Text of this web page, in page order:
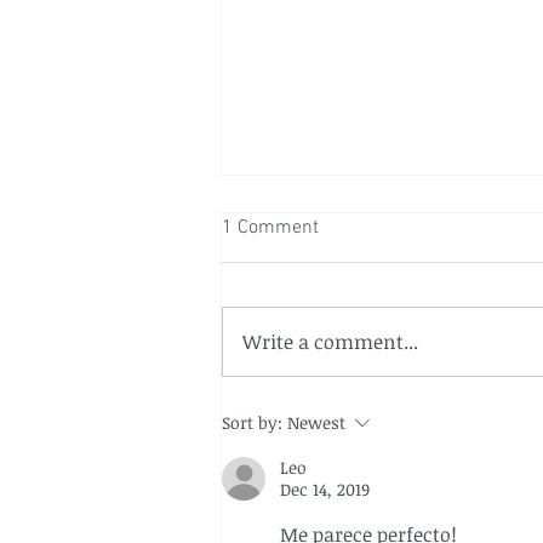
Exitoso proceso de captación
de propuestas innovadoras en
el MOP
1 Comment
Write a comment...
Sort by: Newest
Leo
Dec 14, 2019
Me parece perfecto!